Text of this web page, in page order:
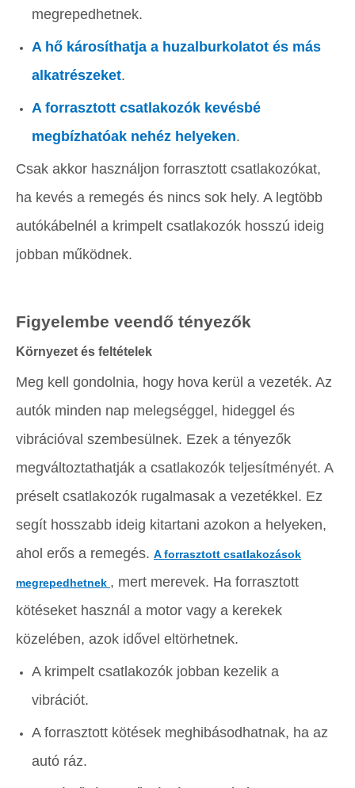
megrepedhetnek.
A hő károsíthatja a huzalburkolatot és más
alkatrészeket.
A forrasztott csatlakozók kevésbé
megbízhatóak nehéz helyeken.
Csak akkor használjon forrasztott csatlakozókat,
ha kevés a remegés és nincs sok hely. A legtöbb
autókábelnél a krimpelt csatlakozók hosszú ideig
jobban működnek.
Figyelembe veendő tényezők
Környezet és feltételek
Meg kell gondolnia, hogy hova kerül a vezeték. Az
autók minden nap melegséggel, hideggel és
vibrációval szembesülnek. Ezek a tényezők
megváltoztathatják a csatlakozók teljesítményét. A
préselt csatlakozók rugalmasak a vezetékkel. Ez
segít hosszabb ideig kitartani azokon a helyeken,
ahol erős a remegés. A forrasztott csatlakozások
megrepedhetnek , mert merevek. Ha forrasztott
kötéseket használ a motor vagy a kerekek
közelében, azok idővel eltörhetnek.
A krimpelt csatlakozók jobban kezelik a
vibrációt.
A forrasztott kötések meghibásodhatnak, ha az
autó ráz.